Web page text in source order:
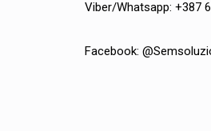
Viber/Whatsapp: +387
Facebook: